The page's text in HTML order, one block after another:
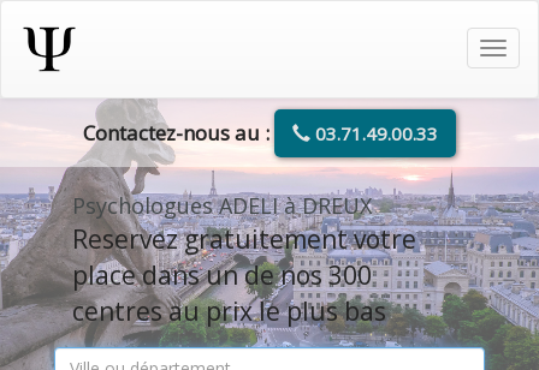
Contactez-nous au : 03.71.49.00.33
Psychologues ADELI à DREUX
Reservez gratuitement votre
place dans un de nos 300
centres au prix le plus bas